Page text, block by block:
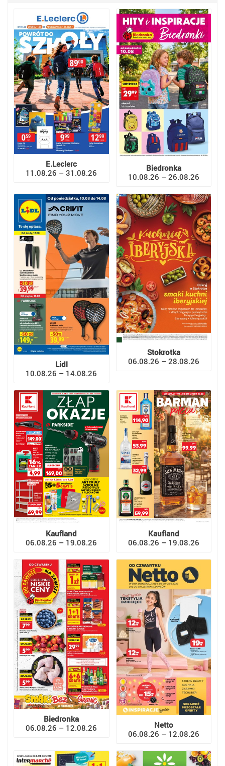
E.Leclerc
11.08.26 – 31.08.26
Biedronka
10.08.26 – 26.08.26
Lidl
10.08.26 – 14.08.26
Stokrotka
06.08.26 – 28.08.26
Kaufland
06.08.26 – 19.08.26
Kaufland
06.08.26 – 19.08.26
Biedronka
06.08.26 – 12.08.26
Netto
06.08.26 – 12.08.26